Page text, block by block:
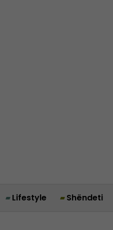
Lifestyle Shëndeti